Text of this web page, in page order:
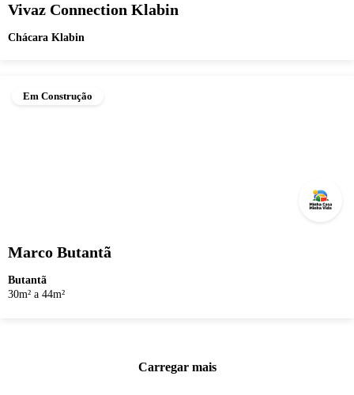
Vivaz Connection Klabin
Chácara Klabin
Em Construção
Marco Butantã
Butantã
30m² a 44m²
Carregar mais